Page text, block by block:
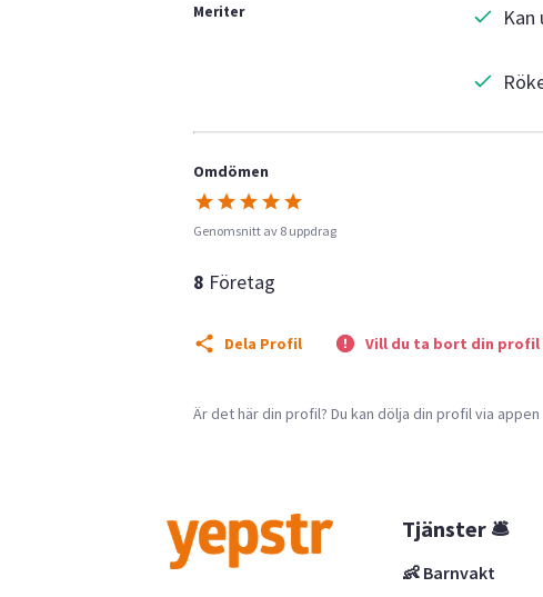
Meriter Kan
Omdömen
Genomsnitt av 8 uppdrag
8 Företag
Dela Profil Vill du ta bort din
Är det här din profil? Du kan dölja din profil via appen
Tjänster 🛎
👶 Barnvakt